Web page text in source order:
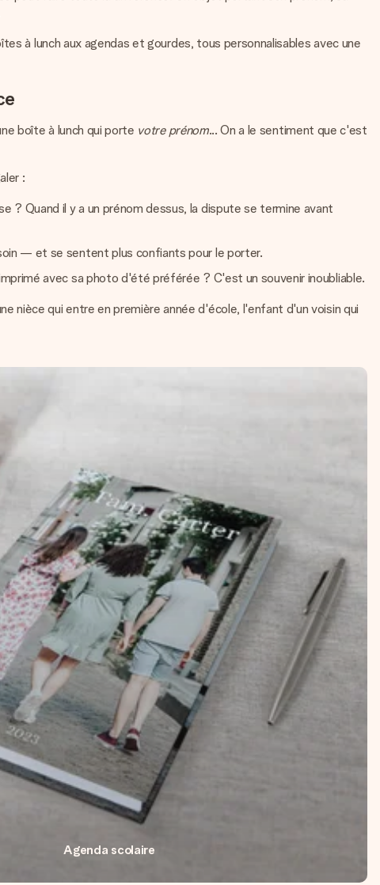
à lunch aux agendas et gourdes, tous personnalisables avec une
boîte à lunch qui porte votre prénom... On a le sentiment que c'est
:
Quand il y a un prénom dessus, la dispute se termine avant
— et se sentent plus confiants pour le porter.
avec sa photo d'été préférée ? C'est un souvenir inoubliable.
nièce qui entre en première année d'école, l'enfant d'un voisin qui
Agenda scolaire